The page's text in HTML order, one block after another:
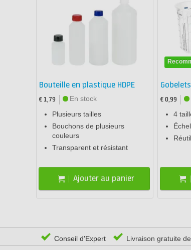
Bouteille en plastique HDPE
€ 1,79
En stock
Plusieurs tailles
Bouchons de plusieurs
couleurs
Transparent et résistant
Ajouter au panier
€ 0,99
4
Conseil d'Expert Livraison gratuite